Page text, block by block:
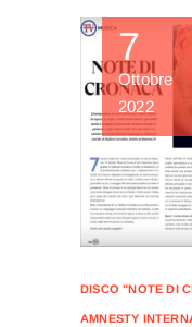
7
Ottobre
2022
DISCO "NOTE DI
AMNESTY